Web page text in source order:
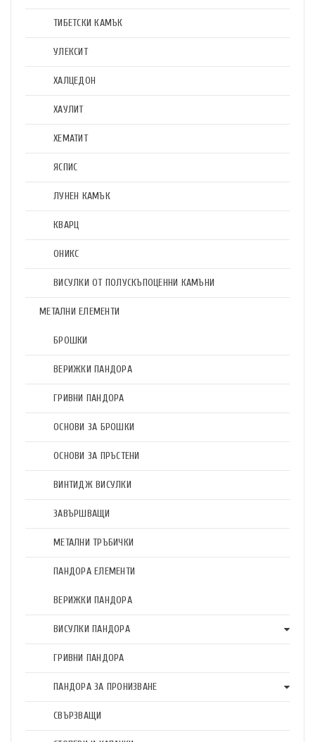
ТИБЕТСКИ КАМЪК
УЛЕКСИТ
ХАЛЦЕДОН
ХАУЛИТ
ХЕМАТИТ
ЯСПИС
ЛУНЕН КАМЪК
КВАРЦ
ОНИКС
ВИСУЛКИ ОТ ПОЛУСКЪПОЦЕННИ КАМЪНИ
МЕТАЛНИ ЕЛЕМЕНТИ
БРОШКИ
ВЕРИЖКИ ПАНДОРА
ГРИВНИ ПАНДОРА
ОСНОВИ ЗА БРОШКИ
ОСНОВИ ЗА ПРЪСТЕНИ
ВИНТИДЖ ВИСУЛКИ
ЗАВЪРШВАЩИ
МЕТАЛНИ ТРЪБИЧКИ
ПАНДОРА ЕЛЕМЕНТИ
ВЕРИЖКИ ПАНДОРА
ВИСУЛКИ ПАНДОРА
ГРИВНИ ПАНДОРА
ПАНДОРА ЗА ПРОНИЗВАНЕ
СВЪРЗВАЩИ